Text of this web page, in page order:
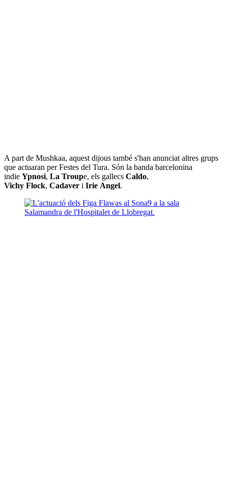
A part de Mushkaa, aquest dijous també s'han anunciat altres grups
que actuaran per Festes del Tura. Són la banda barcelonina
indie Ypnosi, La Troupe, els gallecs Caldo,
Vichy Flock, Cadaver i Irie Angel.